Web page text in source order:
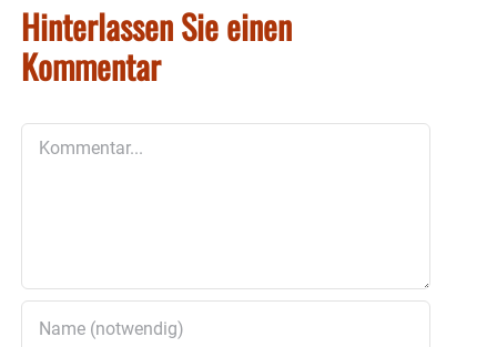
Hinterlassen Sie einen
Kommentar